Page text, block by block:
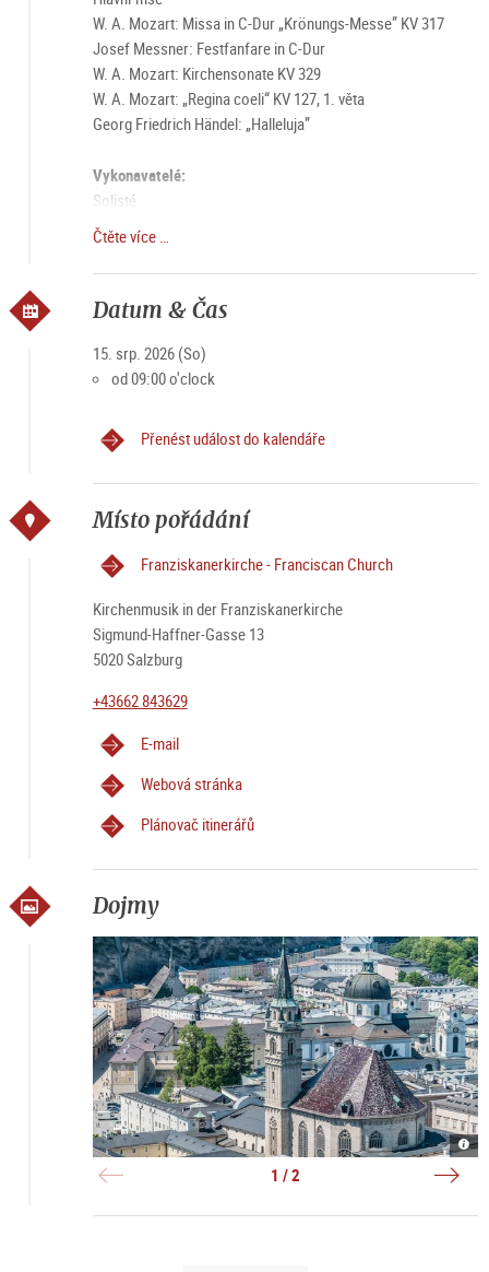
W. A. Mozart: Missa in C-Dur „Krönungs-Messe” KV 317
Josef Messner: Festfanfare in C-Dur
W. A. Mozart: Kirchensonate KV 329
W. A. Mozart: „Regina coeli“ KV 127, 1. věta
Georg Friedrich Händel: „Halleluja”
Vykonavatelé:
Solisté
Chor a orchestr františkánského kostela
Řízení: Bernhard Gfrerer
Čtěte více …
Datum & Čas
15. srp. 2026 (So)
od 09:00 o'clock
Přenést událost do kalendáře
Místo pořádání
Franziskanerkirche - Franciscan Church
Kirchenmusik in der Franziskanerkirche
Sigmund-Haffner-Gasse 13
5020 Salzburg
+43662 843629
E-mail
Webová stránka
Plánovač itinerářů
Dojmy
||
1 / 2